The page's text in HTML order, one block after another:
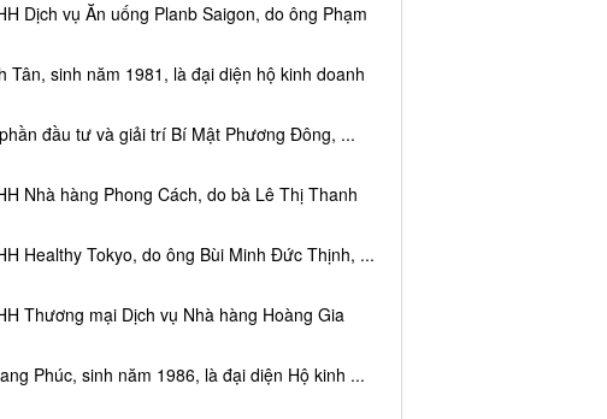
Dịch vụ Ăn uống Planb Saigon, do ông Phạm
sinh năm 1981, là đại diện hộ kinh doanh
đầu tư và giải trí Bí Mật Phương Đông, ...
Nhà hàng Phong Cách, do bà Lê Thị Thanh
Healthy Tokyo, do ông Bùi Minh Đức Thịnh, ...
Thương mại Dịch vụ Nhà hàng Hoàng Gia
Phúc, sinh năm 1986, là đại diện Hộ kinh ...